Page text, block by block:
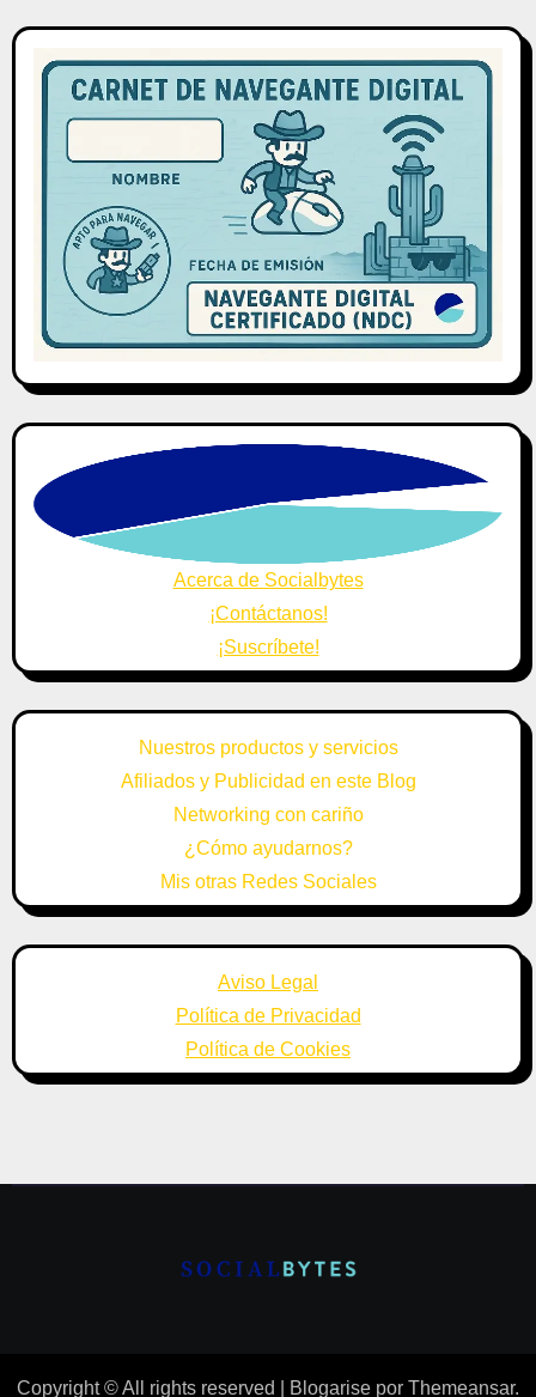
Acerca de Socialbytes
¡Contáctanos!
¡Suscríbete!
Nuestros productos y servicios
Afiliados y Publicidad en este Blog
Networking con cariño
¿Cómo ayudarnos?
Mis otras Redes Sociales
Aviso Legal
Política de Privacidad
Política de Cookies
Copyright © All rights reserved Blogarise por Themeansar.